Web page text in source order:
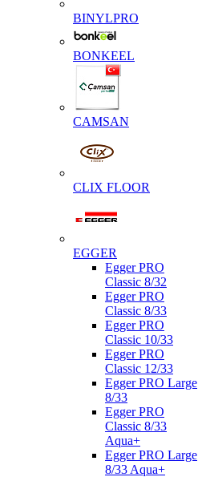
BINYLPRO
BONKEEL
CAMSAN
CLIX FLOOR
EGGER
Egger PRO
Classic 8/32
Egger PRO
Classic 8/33
Egger PRO
Classic 10/33
Egger PRO
Classic 12/33
Egger PRO Large
8/33
Egger PRO
Classic 8/33
Aqua+
Egger PRO Large
8/33 Aqua+